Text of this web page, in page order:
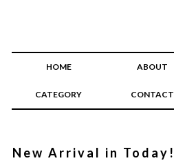
HOME ABOUT
CATEGORY CONTACT
New Arrival in Today!